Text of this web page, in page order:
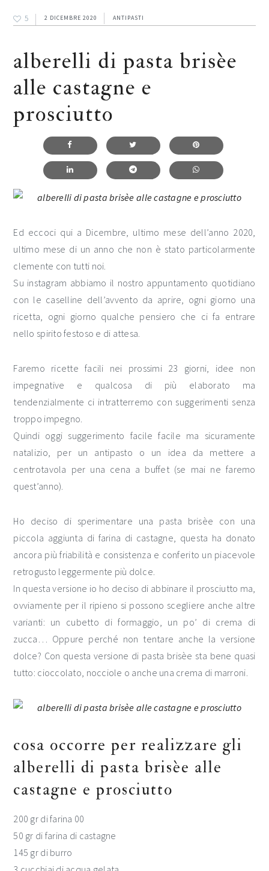
5 2 DICEMBRE 2020 ANTIPASTI
alberelli di pasta brisèe
alle castagne e
prosciutto
Ed eccoci qui a Dicembre, ultimo mese dell’anno 2020,
ultimo mese di un anno che non è stato particolarmente
clemente con tutti noi.
Su instagram abbiamo il nostro appuntamento quotidiano
con le caselline dell’avvento da aprire, ogni giorno una
ricetta, ogni giorno qualche pensiero che ci fa entrare
nello spirito festoso e di attesa.
Faremo ricette facili nei prossimi 23 giorni, idee non
impegnative e qualcosa di più elaborato ma
tendenzialmente ci intratterremo con suggerimenti senza
troppo impegno.
Quindi oggi suggerimento facile facile ma sicuramente
natalizio, per un antipasto o un idea da mettere a
centrotavola per una cena a buffet (se mai ne faremo
quest’anno).
Ho deciso di sperimentare una pasta brisèe con una
piccola aggiunta di farina di castagne, questa ha donato
ancora più friabilità e consistenza e conferito un piacevole
retrogusto leggermente più dolce.
In questa versione io ho deciso di abbinare il prosciutto ma,
ovviamente per il ripieno si possono scegliere anche altre
varianti: un cubetto di formaggio, un po’ di crema di
zucca… Oppure perché non tentare anche la versione
dolce? Con questa versione di pasta brisèe sta bene quasi
tutto: cioccolato, nocciole o anche una crema di marroni.
cosa occorre per realizzare gli
alberelli di pasta brisèe alle
castagne e prosciutto
200 gr di farina 00
50 gr di farina di castagne
145 gr di burro